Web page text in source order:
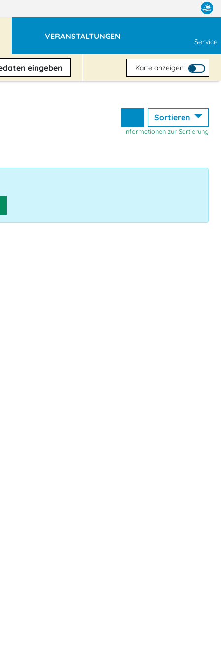
VERANSTALTUNGEN
Service
eingeben Karte anzeigen
Sortieren
Informationen zur Sortierung